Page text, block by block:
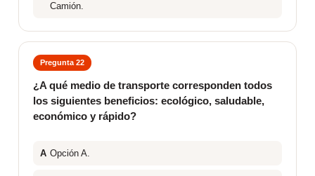
Camión.
Pregunta 22
¿A qué medio de transporte corresponden todos
los siguientes beneficios: ecológico, saludable,
económico y rápido?
A Opción A.